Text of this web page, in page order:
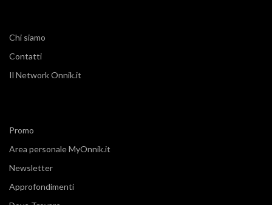
Chi siamo
Contatti
Il Network Onnik.it
Promo
Area personale MyOnnik.it
Newsletter
Approfondimenti